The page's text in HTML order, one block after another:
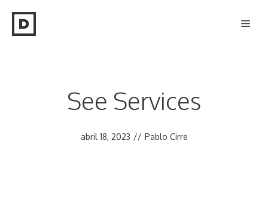
See Services
abril 18, 2023 // Pablo Cirre